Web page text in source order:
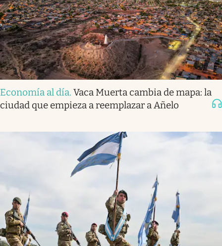
Economía al día. Vaca Muerta cambia de mapa: la
ciudad que empieza a reemplazar a Añelo